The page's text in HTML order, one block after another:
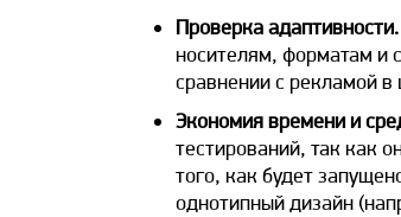
Проверка адаптивности.
носителям, форматам и
сравнении с рекламой в
Экономия времени и
тестирований, так как
того, как будет
однотипный дизайн